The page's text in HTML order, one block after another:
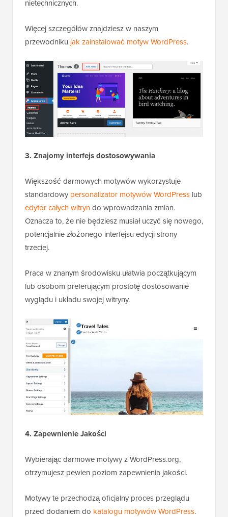
nietechnicznych.
Więcej szczegółów znajdziesz w naszym
przewodniku jak zainstalować motyw WordPress.
3. Znajomy interfejs dostosowywania
Większość darmowych motywów wykorzystuje
standardowy personalizator motywów WordPress lub
edytor całych witryndo wprowadzania zmian.
Oznacza to, że nie będziesz musiał uczyć się nowego,
potencjalnie złożonego interfejsu edycji strony
trzeciej.
Praca w znanym środowisku ułatwia początkującym
lub osobom preferującym prostotę dostosowanie
wyglądu i układu swojej witryny.
4. Zapewnienie Jakości
Wybierając darmowe motywy z WordPress.org,
otrzymujesz pewien poziom zapewnienia jakości.
Motywy te przechodzą oficjalny proces przeglądu
przed dodaniem do katalogu motywów WordPress.